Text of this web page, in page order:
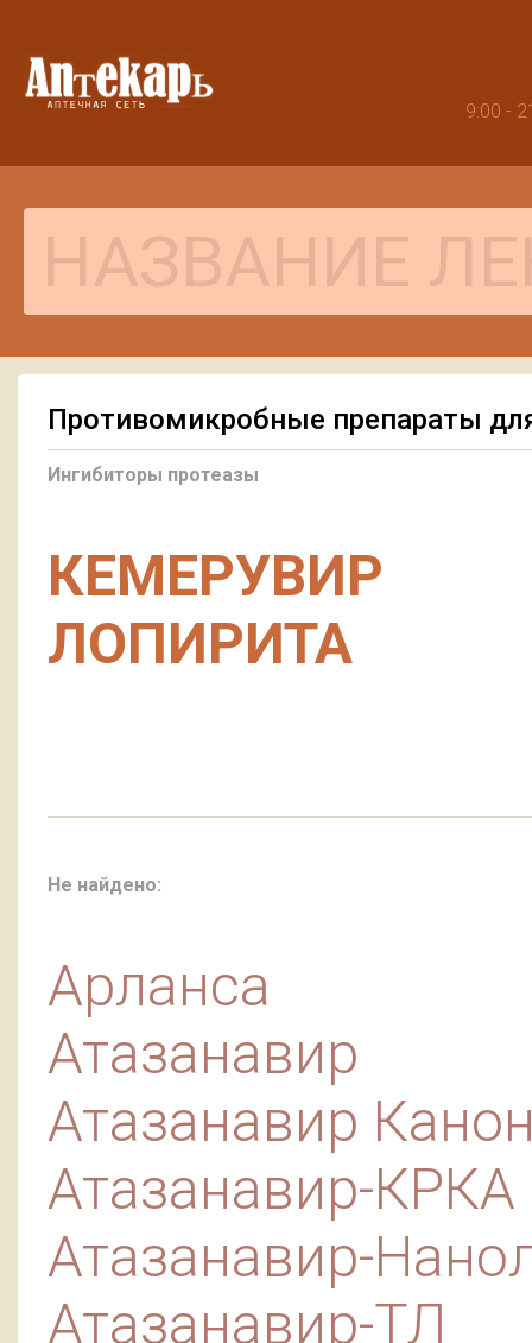
9:00 -
Противомикробные препараты
Ингибиторы протеазы
КЕМЕРУВИР
ЛОПИРИТА
Не найдено:
Арланса
Атазанавир
Атазанавир
Атазанавир-КРКА
Атазанавир-
Атазанавир-ТЛ